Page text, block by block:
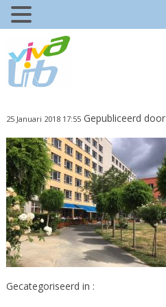
25 Januari 2018 17:55 Gepubliceerd door
Gecategoriseerd in :